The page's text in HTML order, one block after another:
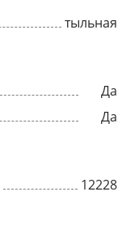
тыльная
Да
Да
12228